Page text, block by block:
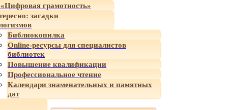
грамотность»
загадки
Библиокопилка
Online-ресурсы для специалистов
библиотек
Повышение квалификации
Профессиональное чтение
Календари знаменательных и памятных
дат